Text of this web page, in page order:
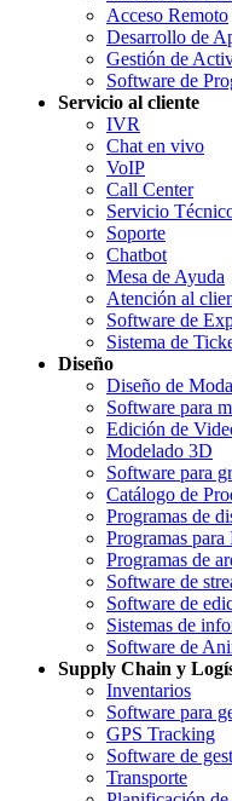
Acceso Remoto
Desarrollo de
Gestión de
Software de
Servicio al cliente
IVR
Chat en vivo
VoIP
Call Center
Servicio
Soporte
Chatbot
Mesa de Ayuda
Atención al
Software de
Sistema de
Diseño
Diseño de Moda
Software para
Edición de
Modelado 3D
Software para
Catálogo de
Programas de
Programas
Programas de
Software de
Software de
Sistemas de
Software de
Supply Chain y
Inventarios
Software para
GPS Tracking
Software de
Transporte